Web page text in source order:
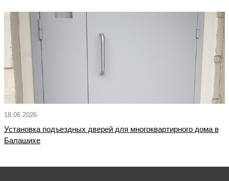
18.06.2026
Установка подъездных дверей для многоквартирного дома в
Балашихе